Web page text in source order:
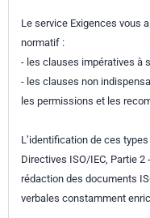
Le service Exigences vous
normatif :
- les clauses impératives à
- les clauses non
les permissions et les
L’identification de ces
Directives ISO/IEC, Partie
rédaction des documents
verbales constamment